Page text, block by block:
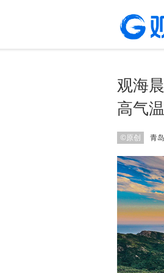
观海
高气
©原创 青